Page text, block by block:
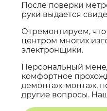
После поверки
руки выдается
Отремонтируем,
центром многих
электронщики.
Персональный
комфортное
демонтаж-монтаж,
другие вопросы.